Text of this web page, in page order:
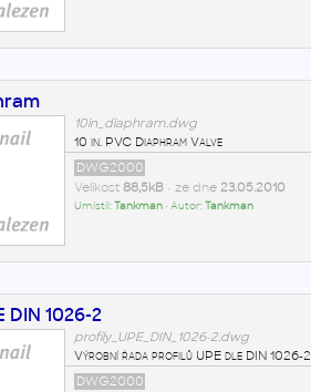
10in_diaphram.dwg
10 in. PVC Diaphram Valve
DWG2000
Velikost 88,5kB• ze dne 23.05.2010
Umístil:Tankman• Autor:Tankman
DIN 1026-2
profily_UPE_DIN_1026-2.dwg
Výrobní řada profilů UPE dle DIN 1026-2
DWG2000